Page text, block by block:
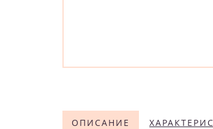
ОПИСАНИЕ